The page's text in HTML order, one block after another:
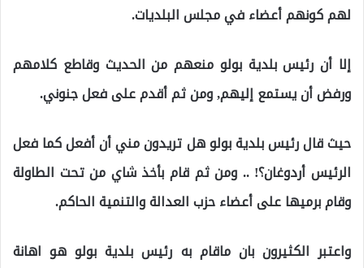
لهم كونهم أعضاء في مجلس البلديات.
إلا أن رئيس بلدية بولو منعهم من الحديث وقاطع كلامهم
ورفض أن يستمع إليهم, ومن ثم أقدم على فعل جنوني.
حيث قال رئيس بلدية بولو هل تريدون مني أن أفعل كما فعل
الرئيس أردوغان؟! .. ومن ثم قام بأخذ شاي من تحت الطاولة
وقام برميها على أعضاء حزب العدالة والتنمية الحاكم.
واعتبر الكثيرون بان ماقام به رئيس بلدية بولو هو اهانة